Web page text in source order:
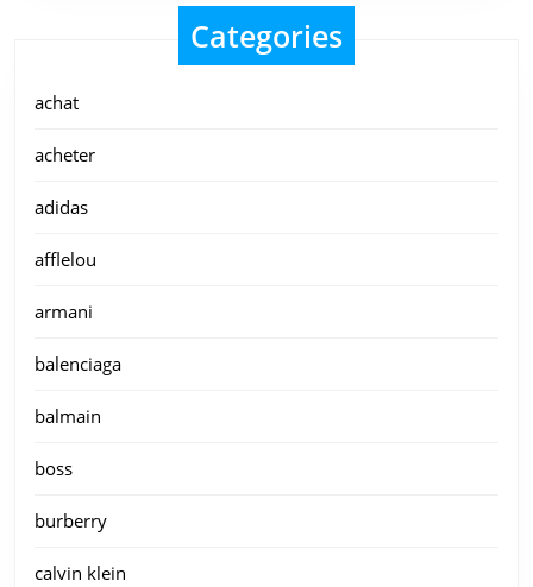
Categories
achat
acheter
adidas
afflelou
armani
balenciaga
balmain
boss
burberry
calvin klein